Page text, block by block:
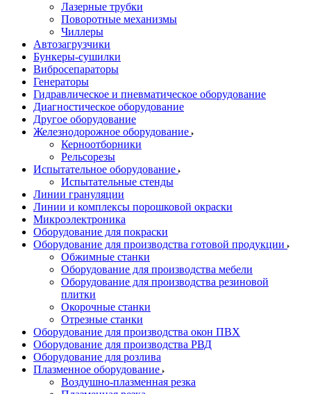
Лазерные трубки
Поворотные механизмы
Чиллеры
Автозагрузчики
Бункеры-сушилки
Вибросепараторы
Генераторы
Гидравлическое и пневматическое оборудование
Диагностическое оборудование
Другое оборудование
Железнодорожное оборудование
Керноотборники
Рельсорезы
Испытательное оборудование
Испытательные стенды
Линии грануляции
Линии и комплексы порошковой окраски
Микроэлектроника
Оборудование для покраски
Оборудование для производства готовой продукции
Обжимные станки
Оборудование для производства мебели
Оборудование для производства резиновой
плитки
Окорочные станки
Отрезные станки
Оборудование для производства окон ПВХ
Оборудование для производства РВД
Оборудование для розлива
Плазменное оборудование
Воздушно-плазменная резка